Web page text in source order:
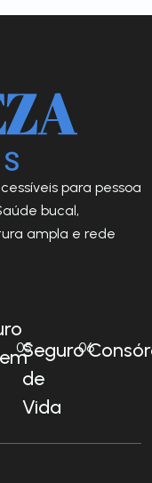
para pessoa
bucal,
ampla e rede
05Seguro
de
Vida
06